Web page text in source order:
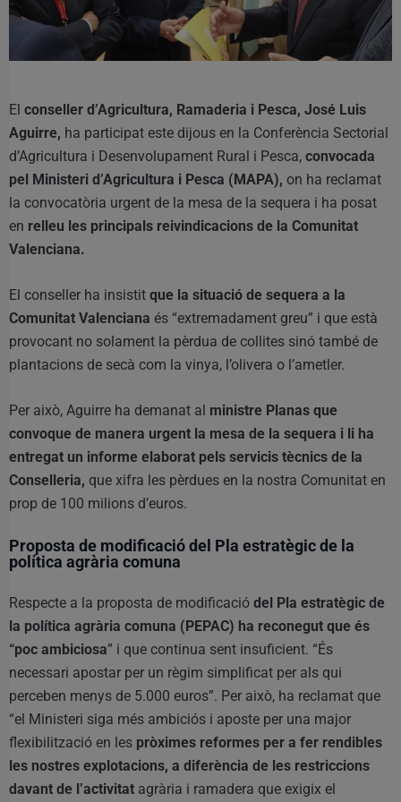
El conseller d’Agricultura, Ramaderia i Pesca, José Luis
Aguirre, ha participat este dijous en la Conferència Sectorial
d’Agricultura i Desenvolupament Rural i Pesca, convocada
pel Ministeri d’Agricultura i Pesca (MAPA), on ha reclamat
la convocatòria urgent de la mesa de la sequera i ha posat
en relleu les principals reivindicacions de la Comunitat
Valenciana.
El conseller ha insistit que la situació de sequera a la
Comunitat Valenciana és “extremadament greu” i que està
provocant no solament la pèrdua de collites sinó també de
plantacions de secà com la vinya, l’olivera o l’ametler.
Per això, Aguirre ha demanat al ministre Planas que
convoque de manera urgent la mesa de la sequera i li ha
entregat un informe elaborat pels servicis tècnics de la
Conselleria, que xifra les pèrdues en la nostra Comunitat en
prop de 100 milions d’euros.
Proposta de modificació del Pla estratègic de la
política agrària comuna
Respecte a la proposta de modificació del Pla estratègic de
la política agrària comuna (PEPAC) ha reconegut que és
“poc ambiciosa” i que continua sent insuficient. “És
necessari apostar per un règim simplificat per als qui
perceben menys de 5.000 euros”. Per això, ha reclamat que
“el Ministeri siga més ambiciós i aposte per una major
flexibilització en les pròximes reformes per a fer rendibles
les nostres explotacions, a diferència de les restriccions
davant de l’activitat agrària i ramadera que exigix el